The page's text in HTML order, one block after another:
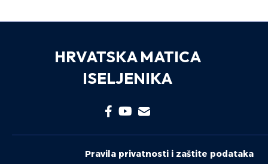
HRVATSKA MATICA
ISELJENIKA
Pravila privatnosti i zaštite podataka